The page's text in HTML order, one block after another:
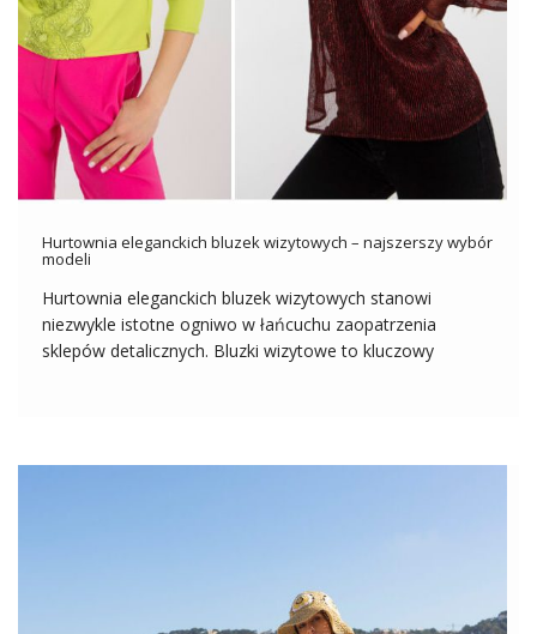
Hurtownia eleganckich bluzek wizytowych – najszerszy wybór
modeli
Hurtownia eleganckich bluzek wizytowych stanowi
niezwykle istotne ogniwo w łańcuchu zaopatrzenia
sklepów detalicznych. Bluzki wizytowe to kluczowy